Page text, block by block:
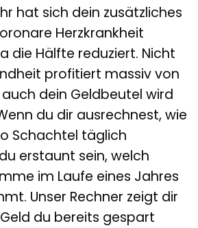
hat sich dein zusätzliches
Herzkrankheit
die Hälfte reduziert. Nicht
profitiert massiv von
dein Geldbeutel wird
du dir ausrechnest, wie
Schachtel täglich
erstaunt sein, welch
im Laufe eines Jahres
Unser Rechner zeigt dir
du bereits gespart